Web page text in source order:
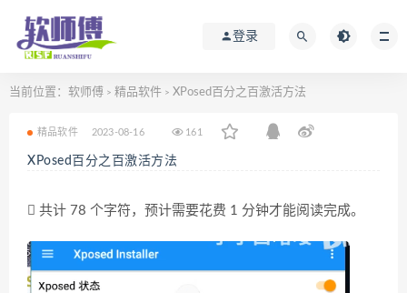
登录
当前位置： 软师傅 > 精品软件 > XPosed百分之百激活方法
精品软件 2023-08-16 161
XPosed百分之百激活方法
共计 78 个字符，预计需要花费 1 分钟才能阅读完成。